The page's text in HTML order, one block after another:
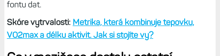
ukážou data stresu jednak za delší období, jednak Body
Battery tu vypadá stejně jako třeba na Epixech - a tedy i s
daty stresu, faktory apod.
Dále mi chybí
Skóre vytrvalosti
, které mimochodem